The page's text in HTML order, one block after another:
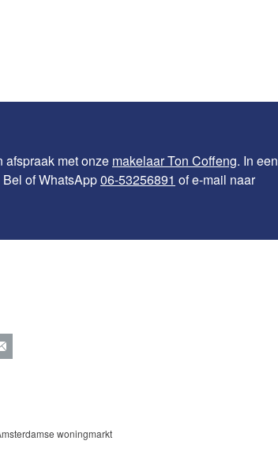
afspraak met onze makelaar Ton Coffeng. In een
of WhatsApp06-53256891 of e-mail naar
woningmarkt